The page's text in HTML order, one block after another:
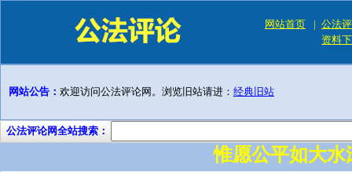
网站首页 | 公法
资料
网站公告： 欢迎访问公法评论网。浏览旧站请进： 经典旧站
公法评论网全站搜索：
惟愿公平如大